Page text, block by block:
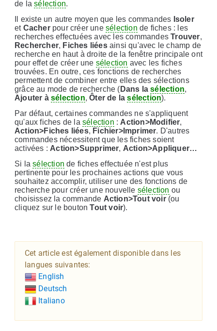
de lasélection.
Il existe un autre moyen que les commandes Isoler
et Cacherpour créer unesélection de fiches : les
recherches effectuées avec les commandesTrouver,
Rechercher, Fiches liéesainsi qu'avec le champ de
recherche en haut à droite de la fenêtre principale ont
pour effet de créer une sélection avec les fiches
trouvées. En outre, ces fonctions de recherches
permettent de combiner entre elles des sélections
grâce au mode de recherche ( Dans lasélection,
Ajouter à sélection,Ôter de lasélection).
Par défaut, certaines commandes ne s'appliquent
qu'aux fiches de la sélection : Action>Modifier,
Action>Fiches liées, Fichier>Imprimer. D'autres
commandes nécessitent que les fiches soient
activées : Action>Supprimer, Action>Appliquer…
Si lasélection de fiches effectuée n'est plus
pertinente pour les prochaines actions que vous
souhaitez accomplir, utiliser une des fonctions de
recherche pour créer une nouvelle sélection ou
choisissez la commande Action>Tout voir(ou
cliquez sur le boutonTout voir).
Cet article est également disponible dans les
langues suivantes:
English
Deutsch
Italiano